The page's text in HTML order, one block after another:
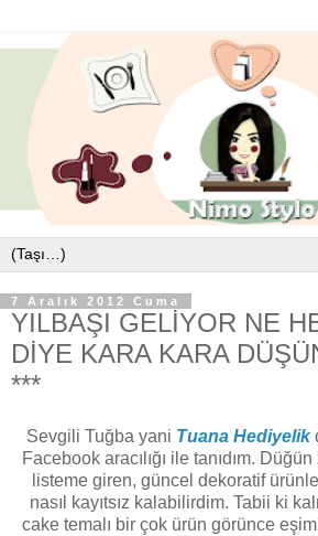
7 Aralık 2012 Cuma
YILBAŞI GELİYOR NE
DİYE KARA KARA
***
Sevgili Tuğba yani Tuana Hediyelik
Facebook aracılığı ile tanıdım.
listeme giren, güncel dekoratif
nasıl kayıtsız kalabilirdim. Tabii ki
cake temalı bir çok ürün görünce